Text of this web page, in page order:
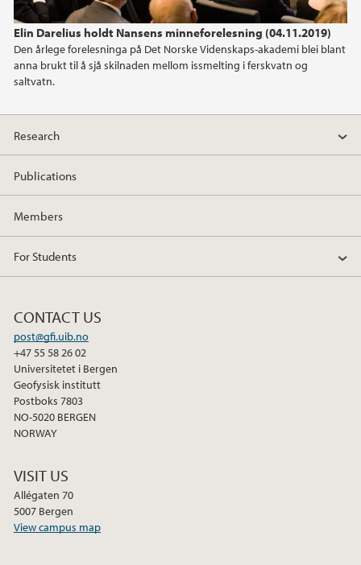
Elin Darelius holdt Nansens minneforelesning (04.11.2019)
Den årlege forelesninga på Det Norske Videnskaps-akademi blei blant
anna brukt til å sjå skilnaden mellom issmelting i ferskvatn og
saltvatn.
Research
Publications
Members
For Students
CONTACT US
post@gfi.uib.no
+47 55 58 26 02
Universitetet i Bergen
Geofysisk institutt
Postboks 7803
NO-5020 BERGEN
NORWAY
VISIT US
Allégaten 70
5007 Bergen
View campus map